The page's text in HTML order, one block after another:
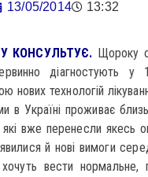
13/05/2014 13:32
КОНСУЛЬТУЄ. Щороку
діагностують у
нових технологій
в Україні проживає
вже перенесли якесь
й нові вимоги
вести нормальне,